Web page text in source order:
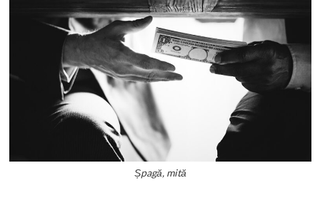
Șpagă, mită